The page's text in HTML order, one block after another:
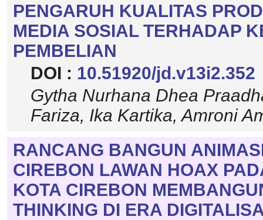
PENGARUH KUALITAS
MEDIA SOSIAL TERHADAP
PEMBELIAN
DOI : 10.51920/jd.v13i2.352
Gytha Nurhana Dhea
Fariza, Ika Kartika, Amroni
RANCANG BANGUN
CIREBON LAWAN HOAX
KOTA CIREBON
THINKING DI ERA